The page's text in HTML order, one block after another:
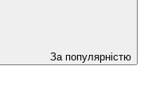
За популярністю